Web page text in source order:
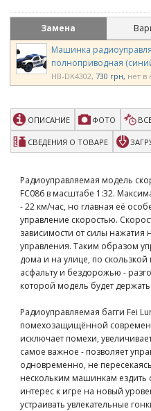
Замена
Машинка
полноприводная
HB-DK4302 730 грн нет в
ОПИСАНИЕ ФОТО
СВЕДЕНИЯ О ТОВАРЕ
Радиоуправляемая модель
FC086 в масштабе 1:32.
- 22 км/час, но главная её
управление скоростью.
зависимости от силы нажатия
управления. Таким образом
дома и на улице, по
асфальту и бездорожью -
которой модель будет
Радиоуправляемая багги Fei
помехозащищённой
исключает помехи,
самое важное - позволяет
одновременно, не
нескольким машинкам
интерес к игре на новый
устраивать увлекательные